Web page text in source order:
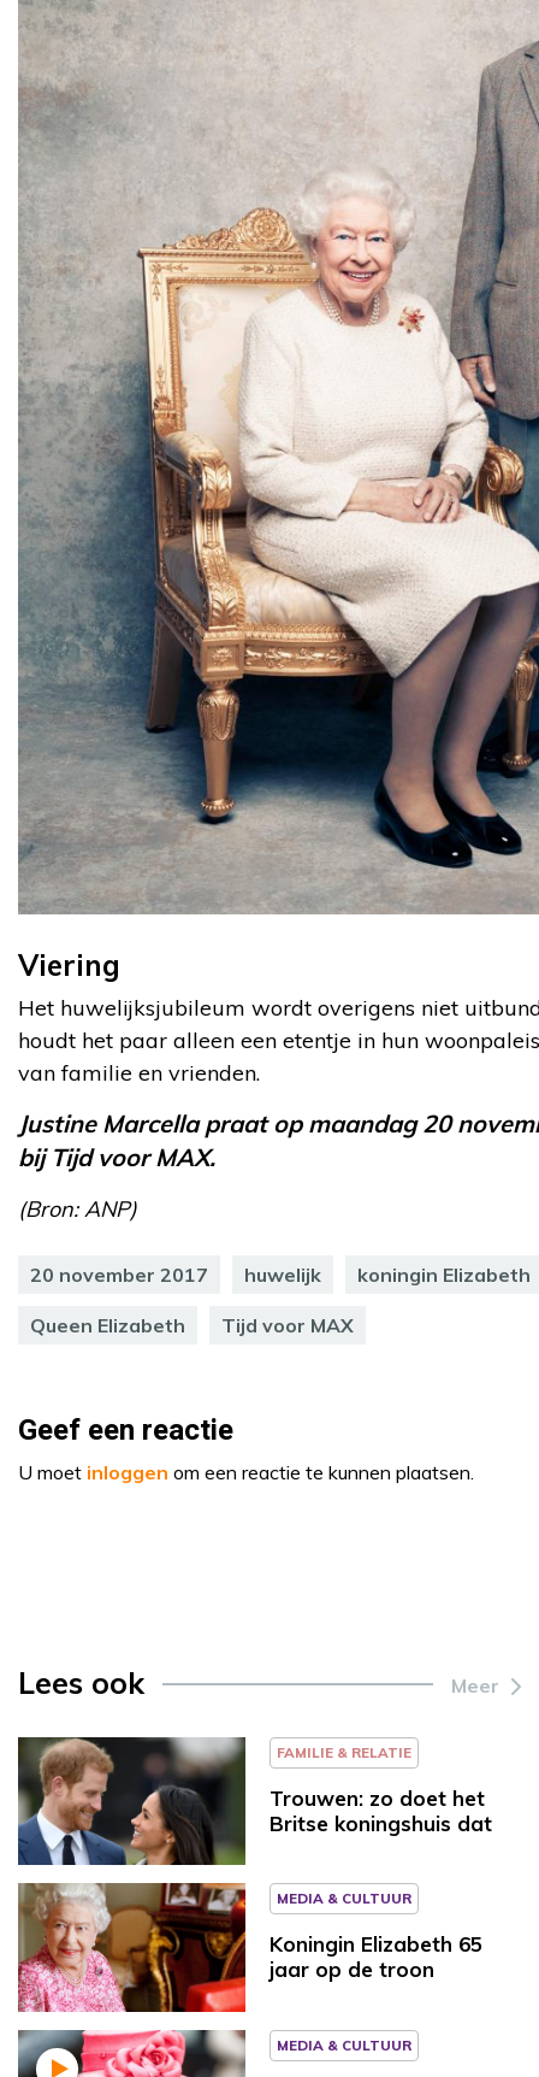
Viering
Het huwelijksjubileum wordt overigens niet
houdt het paar alleen een etentje in hun
van familie en vrienden.
Justine Marcella praat op maandag 20
bij Tijd voor MAX.
(Bron: ANP)
20 november 2017 huwelijk koningin Elizabeth
Queen Elizabeth Tijd voor MAX
Geef een reactie
U moet inloggen om een reactie te kunnen plaatsen.
Lees ook Meer
FAMILIE & RELATIE
Trouwen: zo doet het
Britse koningshuis dat
MEDIA & CULTUUR
Koningin Elizabeth 65
jaar op de troon
MEDIA & CULTUUR